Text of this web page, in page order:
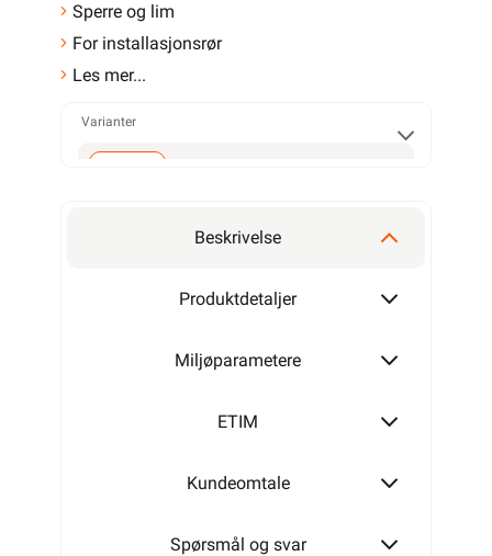
Sperre og lim
For installasjonsrør
Les mer...
Varianter
Beskrivelse
Produktdetaljer
Miljøparametere
ETIM
Kundeomtale
Spørsmål og svar